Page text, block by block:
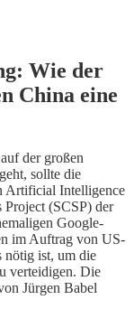
Wie der
China eine
der großen
sollte die
Artificial Intelligence
(SCSP) der
Google-
im Auftrag von US-
nötig ist, um die
verteidigen. Die
Jürgen Babel